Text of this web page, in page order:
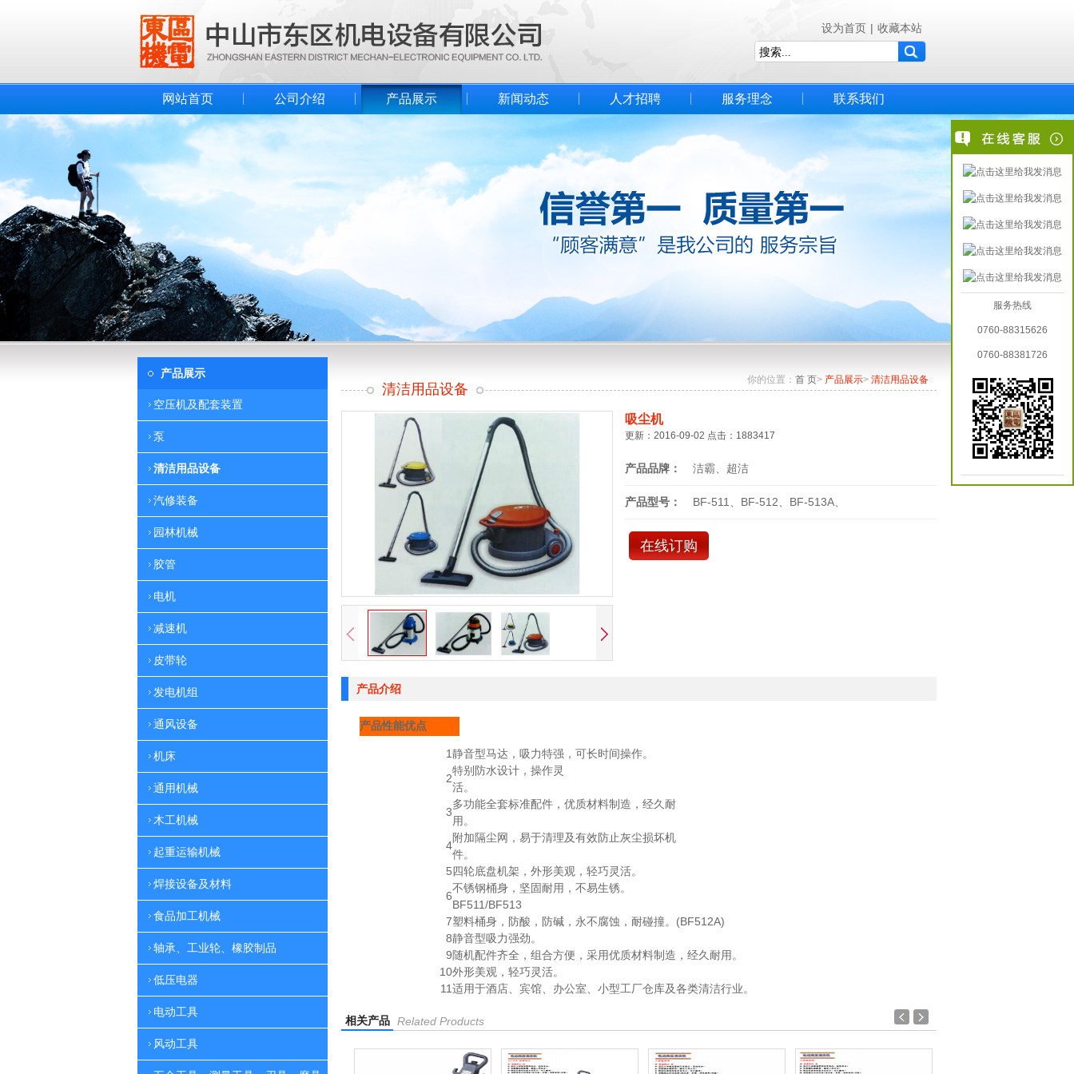
设为首页 | 收藏本站
网站首页 公司介绍 产品展示 新闻动态 人才招聘 服务理念 联系我们
产品展示
空压机及配套装置
泵
清洁用品设备
汽修装备
园林机械
胶管
电机
减速机
皮带轮
发电机组
通风设备
机床
通用机械
木工机械
起重运输机械
焊接设备及材料
食品加工机械
轴承、工业轮、橡胶制品
低压电器
电动工具
风动工具
你的位置： 首 页> 产品展示> 清洁用品设备
清洁用品设备
吸尘机
更新：2016-09-02 点击：1883417
产品品牌： 洁霸、超洁
产品型号： BF-511、BF-512、BF-513A、
在线订购
产品介绍
产品性能优点
1静音型马达，吸力特强，可长时间操作。
2
特别防水设计，操作灵
活。
3
多功能全套标准配件，优质材料制造，经久耐
用。
4
附加隔尘网，易于清理及有效防止灰尘损坏机
件。
5四轮底盘机架，外形美观，轻巧灵活。
6
不锈钢桶身，坚固耐用，不易生锈。
BF511/BF513
7塑料桶身，防酸，防碱，永不腐蚀，耐碰撞。(BF512A)
8静音型吸力强劲。
9随机配件齐全，组合方便，采用优质材料制造，经久耐用。
10外形美观，轻巧灵活。
11适用于酒店、宾馆、办公室、小型工厂仓库及各类清洁行业。
相关产品 Related Products
服务热线
0760-88315626
0760-88381726